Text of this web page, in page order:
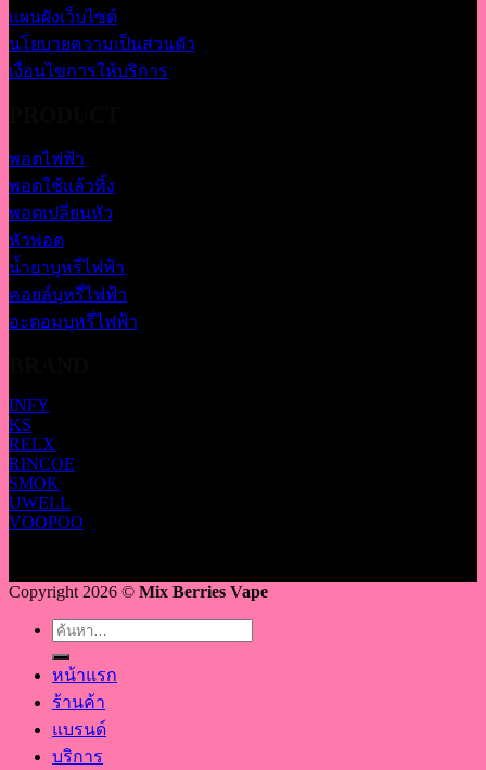
แผนผังเว็บไซต์
นโยบายความเป็นส่วนตัว
เงื่อนไขการให้บริการ
พอตไฟฟ้า
พอตใช้แล้วทิ้ง
พอตเปลี่ยนหัว
หัวพอต
น้ำยาบุหรี่ไฟฟ้า
คอยล์บุหรี่ไฟฟ้า
อะตอมบุหรี่ไฟฟ้า
INFY
KS
RELX
RINCOE
SMOK
UWELL
VOOPOO
Copyright 2026 © Mix Berries Vape
ค้นหา:
หน้าแรก
ร้านค้า
แบรนด์
บริการ